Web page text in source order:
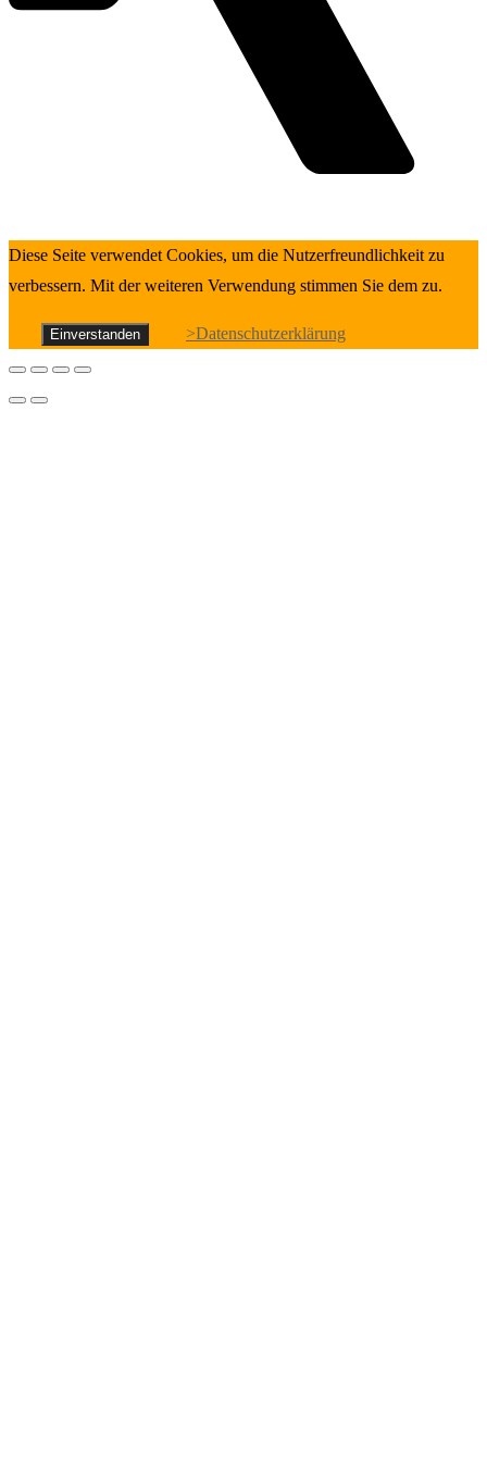
Diese Seite verwendet Cookies, um die Nutzerfreundlichkeit zu
verbessern. Mit der weiteren Verwendung stimmen Sie dem zu.
Einverstanden >Datenschutzerklärung